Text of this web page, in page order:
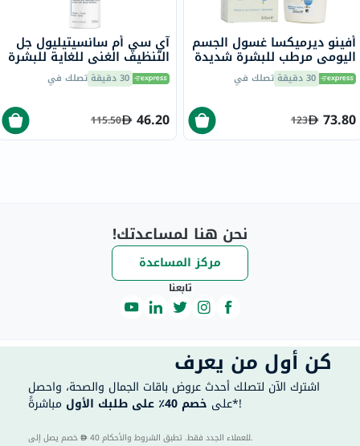
أفينو ديرميكسا غسول الجسم
اليومي مرطب للبشرة شديدة
الجفاف ومعالج للحكة، 300
مل 30 دقيقة تصلك في
73.80
123
آي سي أم سانسيتيليول جل
التنظيف الغني للغاية للبشرة
الجافة 200 مل30 دقيقة تصلك في
46.20
115.50
نحن هنا لمساعدتك!
مركز المساعدة
تابعنا
كن أول من يعرف
اشترك الآن لتصلك أحدث عروض باقات الجمال والصحة، واحصل
على خصم 40٪ على طلبك الأول مباشرةً*!
40 للعملاء الجدد فقط. تطبق الشروط والأحكام.